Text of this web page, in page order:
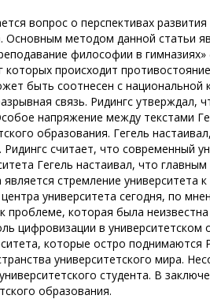
вопрос о перспективах
Основным методом данной статьи
философии в
которых происходит
быть соотнесен с
связь. Ридингс
напряжение между текстами
образования. Гегель
считает, что современный
Гегель настаивал, что
стремление
университета сегодня, по
проблеме, которая была
цифровизации в
которые остро
университетского мира.
студента. В
образования.